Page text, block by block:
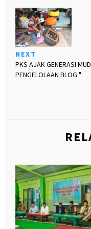
NEXT
PKS AJAK GENERASI
PENGELOLAAN BLOG "